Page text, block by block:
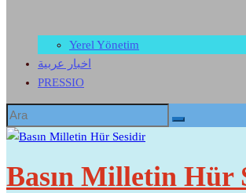
Yerel Yönetim
اخبار عربية
PRESSIO
Basın Milletin Hür